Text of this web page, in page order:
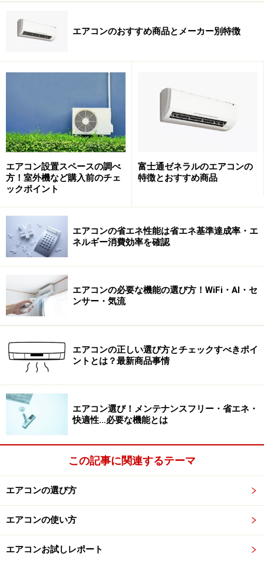
エアコンのおすすめ商品とメーカー別特徴
エアコン設置スペースの調べ
方！室外機など購入前のチェ
ックポイント
富士通ゼネラルのエアコンの
特徴とおすすめ商品
エアコンの省エネ性能は省エネ基準達成率・エ
ネルギー消費効率を確認
エアコンの必要な機能の選び方！WiFi・AI・セ
ンサー・気流
エアコンの正しい選び方とチェックすべきポイ
ントとは？最新商品事情
エアコン選び！メンテナンスフリー・省エネ・
快適性…必要な機能とは
この記事に関連するテーマ
エアコンの選び方
エアコンの使い方
エアコンお試しレポート